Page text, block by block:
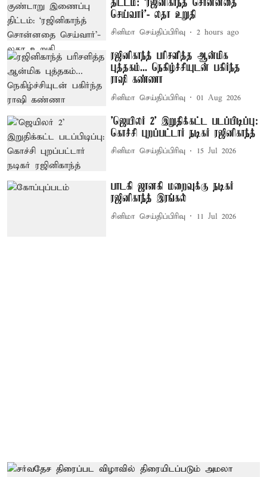
திட்டம்: ‘ரஜினிகாந்த் சொன்னதை
செய்வார்’- லதா உறுதி
சினிமா செய்திப்பிரிவு 2 hours ago
ரஜினிகாந்த் பரிசளித்த ஆன்மிக
புத்தகம்... நெகிழ்ச்சியுடன் பகிர்ந்த
ராஷி கண்ணா
சினிமா செய்திப்பிரிவு 01 Aug 2026
'ஜெயிலர் 2’ இறுதிக்கட்ட படப்பிடிப்பு:
கொச்சி புறப்பட்டார் நடிகர் ரஜினிகாந்த்
சினிமா செய்திப்பிரிவு 15 Jul 2026
பாடகி ஜானகி மறைவுக்கு நடிகர்
ரஜினிகாந்த் இரங்கல்
சினிமா செய்திப்பிரிவு 11 Jul 2026